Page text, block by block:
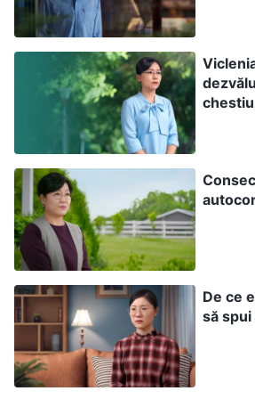
cu viitorul și destinul meu, așa
supune ei și muream de
despre ea, să aflu ce se
După ani de credință, încă nu
mică supunere față de
schimbare a datoriei mele m-a
mă împotriveam atât de mult, ca
vorbesc de o problemă majoră
Oare aveam statură? Am fost
să înțeleg asta și m-am simțit
supun și să-mi fac datoria cum
Când m-am apucat serios de
seama că gestionarea
De ce
să